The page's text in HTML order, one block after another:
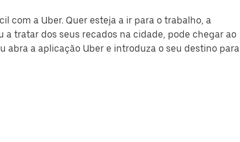
com a Uber. Quer esteja a ir para o trabalho, a
tratar dos seus recados na cidade, pode chegar ao
abra a aplicação Uber e introduza o seu destino para